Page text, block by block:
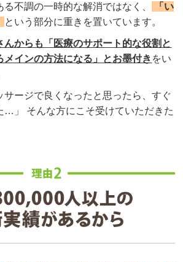
不調の一時的な解消ではなく、
「い
という部分に重きを置いています。
んからも「医療のサポート的な役割と
メインの方法になる」とお墨付き をい
サージで良くなったと思ったら、すぐ
…」 そんな方にこそ受けていただきた